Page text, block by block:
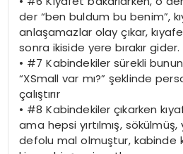
der “ben buldum bu benim”,
anlaşamazlar olay çıkar, kıyafet
sonra ikiside yere bırakır gider.
• #7 Kabindekiler sürekli
“XSmall var mı?” şeklinde
çalıştırır
• #8 Kabindekiler çıkarken
ama hepsi yırtılmış, sökülmüş,
defolu mal olmuştur, kabinde